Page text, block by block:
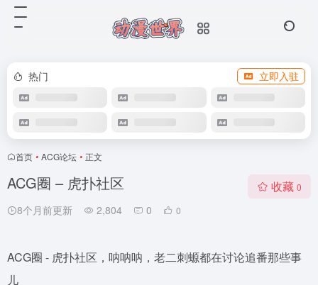
热门 立即入驻
首页 • ACG论坛 • 正文
ACG圈 – 虎扑社区
8个月前更新 2,804 0 0
收藏 0
ACG圈 - 虎扑社区，呐呐呐，老二刺螈都在讨论追番那些事
儿